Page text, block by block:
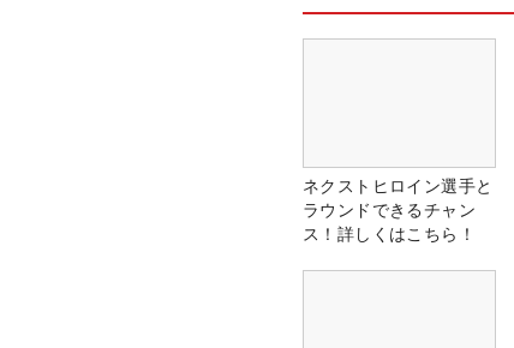
ネクストヒロイン選手と
ラウンドできるチャン
ス！詳しくはこちら！